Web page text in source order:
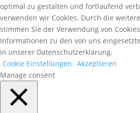
optimal zu gestalten und fortlaufend
verwenden wir Cookies. Durch die
stimmen Sie der Verwendung von
Informationen zu den von uns
in unserer Datenschutzerklärung.
Cookie Einstellungen Akzeptieren
Manage consent